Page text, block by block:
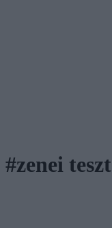
#zenei teszt